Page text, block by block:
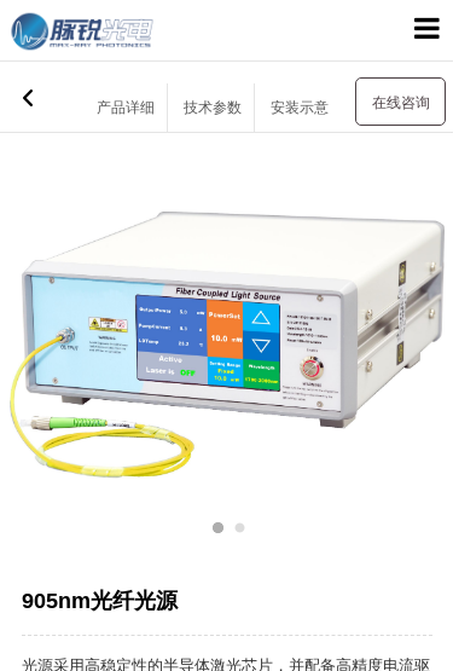
网站首页
关于我们
支持与服务
新闻资讯
产品详细 技术参数 安装示意 在线咨询
905nm光纤光源
光源采用高稳定性的半导体激光芯片，并配备高精度电流驱